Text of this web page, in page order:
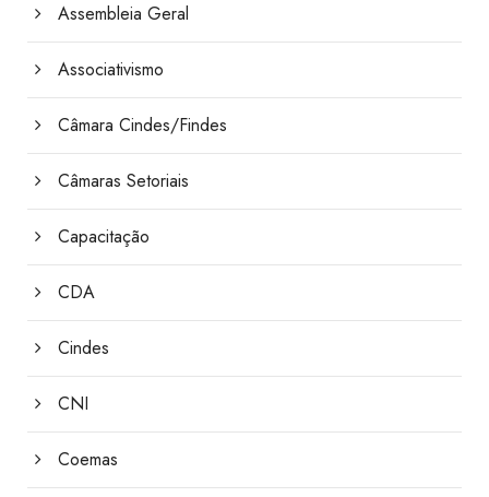
Assembleia Geral
Associativismo
Câmara Cindes/Findes
Câmaras Setoriais
Capacitação
CDA
Cindes
CNI
Coemas